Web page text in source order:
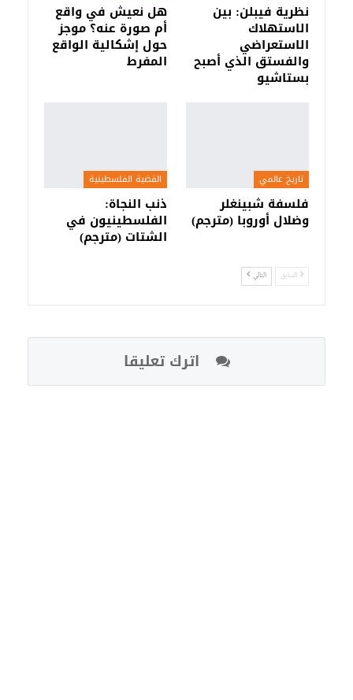
نظرية فيبلن: بين
الاستهلاك
الاستعراضي
والفستق الذي أصبح
بستاشيو
هل نعيش في واقع
أم صورة عنه؟ موجز
حول إشكالية الواقع
المفرط
تاريخ عالمي
فلسفة شبينغلر
وضلال أوروبا (مترجم)
القضية الفلسطينية
ذنب النجاة:
الفلسطينيون في
الشتات (مترجم)
السابق التالي
اترك تعليقا